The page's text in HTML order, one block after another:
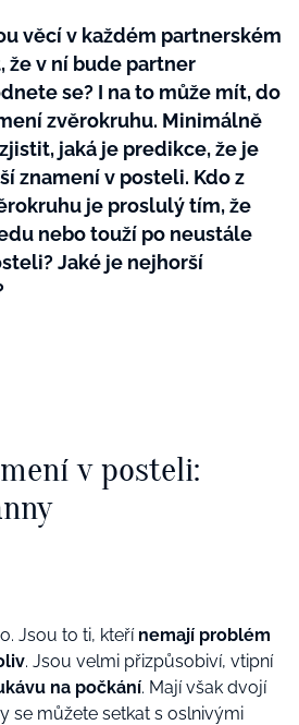
věcí v každém partnerském
že v ní bude partner
se? I na to může mít, do
zvěrokruhu. Minimálně
jaká je predikce, že je
znamení v posteli. Kdo z
je proslulý tím, že
nebo touží po neustále
Jaké je nejhorší
v posteli:
Jsou to ti, kteří nemají problém
. Jsou velmi přizpůsobiví, vtipní
na počkání. Mají však dvojí
se můžete setkat s oslnivými